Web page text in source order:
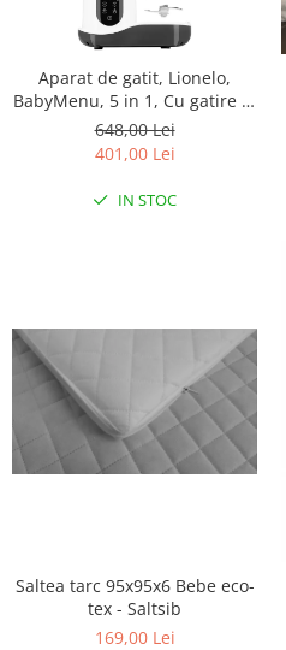
Aparat de gatit, Lionelo,
BabyMenu, 5 in 1, Cu gatire la
abur, dezghetare,
amestecare, incalzire,
tritan, Alb
648,00 Lei
401,00 Lei
IN STOC
Saltea tarc 95x95x6 Bebe eco-
tex - Saltsib
169,00 Lei